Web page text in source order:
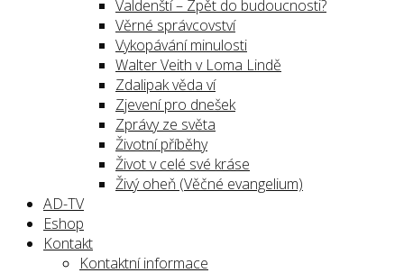
Valdenští – Zpět do budoucnosti?
Věrné správcovství
Vykopávání minulosti
Walter Veith v Loma Lindě
Zdalipak věda ví
Zjevení pro dnešek
Zprávy ze světa
Životní příběhy
Život v celé své kráse
Živý oheň (Věčné evangelium)
AD-TV
Eshop
Kontakt
Kontaktní informace